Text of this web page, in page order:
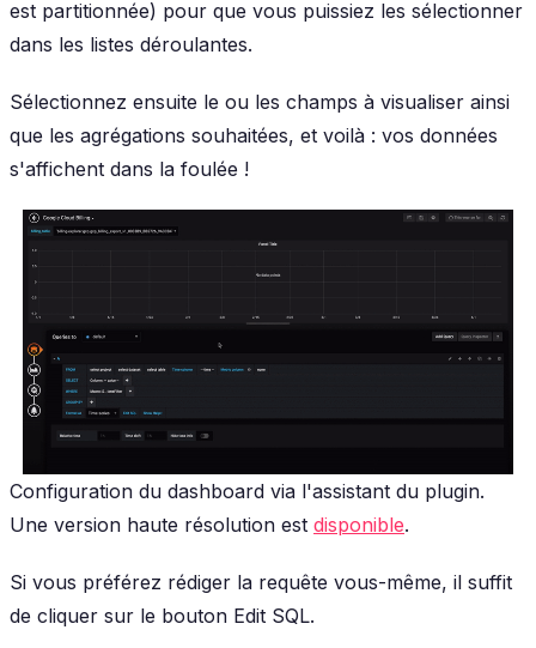
est partitionnée) pour que vous puissiez les sélectionner
dans les listes déroulantes.
Sélectionnez ensuite le ou les champs à visualiser ainsi
que les agrégations souhaitées, et voilà : vos données
s'affichent dans la foulée !
Configuration du dashboard via l'assistant du plugin.
Une version haute résolution est disponible.
Si vous préférez rédiger la requête vous-même, il suffit
de cliquer sur le bouton Edit SQL.